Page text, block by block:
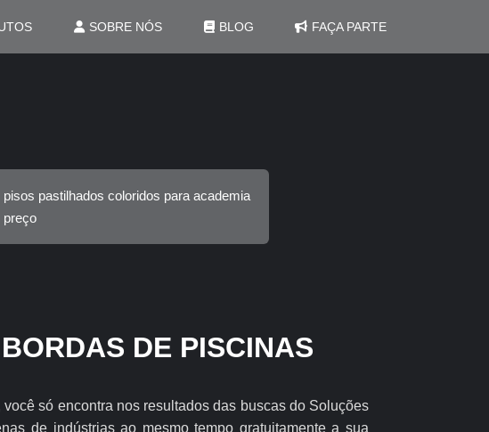
SOBRE NÓS BLOG FAÇA PARTE
pisos pastilhados coloridos para academia
preço
DE PISCINAS
só encontra nos resultados das buscas do Soluções
de indústrias ao mesmo tempo gratuitamente a sua